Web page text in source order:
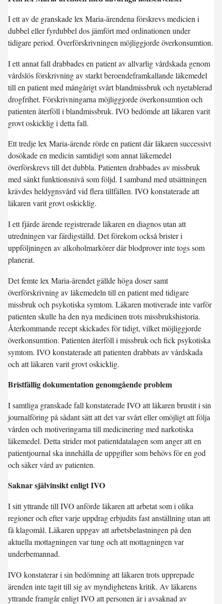
I ett av de granskade lex Maria-ärendena förskrevs medicien i
dubbel eller fyrdubbel dos jämfört med ordinationen under
tidigare period. Överförskrivningen möjliggjorde överkonsumtion.
I ett annat fall drabbades en patient av allvarlig vårdskada genom
vårdslös förskrivning av starkt beroendeframkallande läkemedel
till en patient med mångårigt svårt blandmissbruk och nyetablerad
drogfrihet. Förskrivningarna möjliggjorde överkonsumtion och
patienten återföll i blandmissbruk. IVO bedömde att läkaren varit
grovt oskicklig i detta fall.
Ett tredje lex Maria-ärende rörde en patient där läkaren successivt
dosökade en medicin samtidigt som annat läkemedel
överförskrevs till det dubbla. Patienten drabbades av missbruk
med sänkt funktionsnivå som följd. I samband med utsättningen
krävdes heldygnsvård vid flera tillfällen. IVO konstaterade att
läkaren varit grovt oskicklig.
I ett fjärde ärende registrerade läkaren en diagnos utan att
utredningen var färdigställd. Det förekom också brister i
uppföljningen av alkoholmarkörer där blodprover inte togs som
planerat.
Det femte lex Maria-ärendet gällde höga doser samt
överförskrivning av läkemedeln till en patient med tidigare
missbruk och psykotiska symtom. Läkaren motiverade inte varför
patienten skulle ha den nya medicinen trots missbrukshistoria.
Återkommande recept skickades för tidigt, vilket möjliggjorde
överkonsumtion. Patienten återföll i missbruk och fick psykotiska
symtom. IVO konstaterade att patienten drabbats av vårdskada
och att läkaren varit grovt oskicklig.
Bristfällig dokumentation genomgående problem
I samtliga granskade fall konstaterade IVO att läkaren brustit i sin
journalföring på sådant sätt att det var svårt eller omöjligt att följa
vården och motiveringarna till medicinering med narkotiska
läkemedel. Detta strider mot patientdatalagen som anger att en
patientjournal ska innehålla de uppgifter som behövs för en god
och säker vård av patienten.
Saknar självinsikt enligt IVO
I sitt yttrande till IVO anförde läkaren att arbetat som i olika
regioner och efter varje uppdrag erbjudits fast anställning utan att
få klagomål. Läkaren uppgav att arbetsbelastningen på den
aktuella mottagningen var tung och att mottagningen var
underbemannad.
IVO konstaterar i sin bedömning att läkaren trots upprepade
ärenden inte tagit till sig av myndighetens kritik. Av läkarens
yttrande framgår enligt IVO att personen är i avsaknad av